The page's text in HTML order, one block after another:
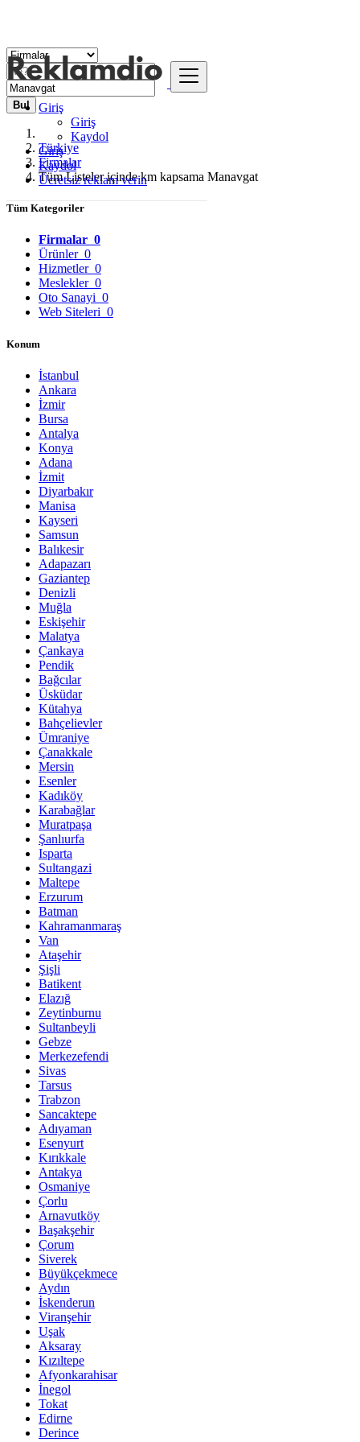
Giriş
Giriş
Kaydol
Giriş
Kaydol
Ücretsiz reklam verin
Bul
Türkiye
Firmalar
Tüm Listeler içinde km kapsama Manavgat
Tüm Kategoriler
Firmalar 0
Ürünler 0
Hizmetler 0
Meslekler 0
Oto Sanayi 0
Web Siteleri 0
Konum
İstanbul
Ankara
İzmir
Bursa
Antalya
Konya
Adana
İzmit
Diyarbakır
Manisa
Kayseri
Samsun
Balıkesir
Adapazarı
Gaziantep
Denizli
Muğla
Eskişehir
Malatya
Çankaya
Pendik
Bağcılar
Üsküdar
Kütahya
Bahçelievler
Ümraniye
Çanakkale
Mersin
Esenler
Kadıköy
Karabağlar
Muratpaşa
Şanlıurfa
Isparta
Sultangazi
Maltepe
Erzurum
Batman
Kahramanmaraş
Van
Ataşehir
Şişli
Batikent
Elazığ
Zeytinburnu
Sultanbeyli
Gebze
Merkezefendi
Sivas
Tarsus
Trabzon
Sancaktepe
Adıyaman
Esenyurt
Kırıkkale
Antakya
Osmaniye
Çorlu
Arnavutköy
Başakşehir
Çorum
Siverek
Büyükçekmece
Aydın
İskenderun
Viranşehir
Uşak
Aksaray
Kızıltepe
Afyonkarahisar
İnegol
Tokat
Edirne
Derince